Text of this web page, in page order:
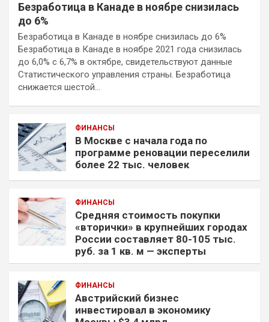
Безработица в Канаде в ноябре снизилась
до 6%
Безработица в Канаде в ноябре снизилась до 6%
Безработица в Канаде в ноябре 2021 года снизилась
до 6,0% с 6,7% в октябре, свидетельствуют данные
Статистического управления страны. Безработица
снижается шестой…
ФИНАНСЫ
В Москве с начала года по
программе реновации переселили
более 22 тыс. человек
ФИНАНСЫ
Средняя стоимость покупки
«вторички» в крупнейших городах
России составляет 80-105 тыс.
руб. за 1 кв. м — эксперты
ФИНАНСЫ
Австрийский бизнес
инвестировал в экономику